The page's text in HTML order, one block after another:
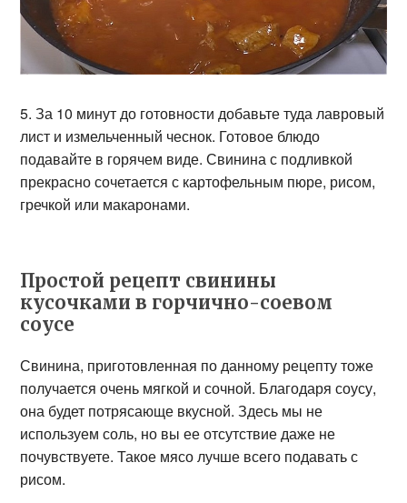
5. За 10 минут до готовности добавьте туда лавровый
лист и измельченный чеснок. Готовое блюдо
подавайте в горячем виде. Свинина с подливкой
прекрасно сочетается с картофельным пюре, рисом,
гречкой или макаронами.
Простой рецепт свинины
кусочками в горчично-соевом
соусе
Свинина, приготовленная по данному рецепту тоже
получается очень мягкой и сочной. Благодаря соусу,
она будет потрясающе вкусной. Здесь мы не
используем соль, но вы ее отсутствие даже не
почувствуете. Такое мясо лучше всего подавать с
рисом.